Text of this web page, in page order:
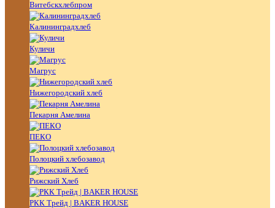
Витебскхлебпром
Калининградхлеб
Куличи
Магрус
Нижегородский хлеб
Пекарня Амелина
ПЕКО
Полоцкий хлебозавод
Рижский Хлеб
РКК Трейд | BAKER HOUSE